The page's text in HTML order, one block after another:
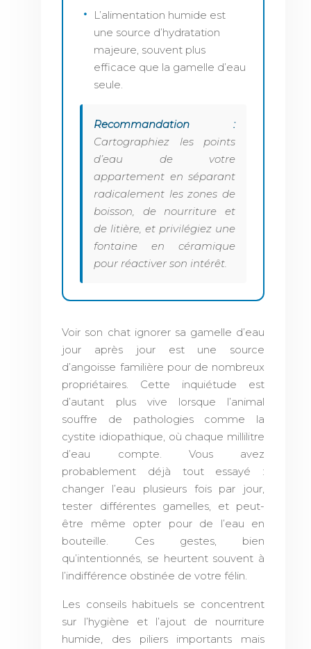
L’alimentation humide est
une source d’hydratation
majeure, souvent plus
efficace que la gamelle d’eau
seule.
Recommandation :
Cartographiez les points
d’eau de votre
appartement en séparant
radicalement les zones de
boisson, de nourriture et
de litière, et privilégiez une
fontaine en céramique
pour réactiver son intérêt.
Voir son chat ignorer sa gamelle d’eau
jour après jour est une source
d’angoisse familière pour de nombreux
propriétaires. Cette inquiétude est
d’autant plus vive lorsque l’animal
souffre de pathologies comme la
cystite idiopathique, où chaque millilitre
d’eau compte. Vous avez
probablement déjà tout essayé :
changer l’eau plusieurs fois par jour,
tester différentes gamelles, et peut-
être même opter pour de l’eau en
bouteille. Ces gestes, bien
qu’intentionnés, se heurtent souvent à
l’indifférence obstinée de votre félin.
Les conseils habituels se concentrent
sur l’hygiène et l’ajout de nourriture
humide, des piliers importants mais